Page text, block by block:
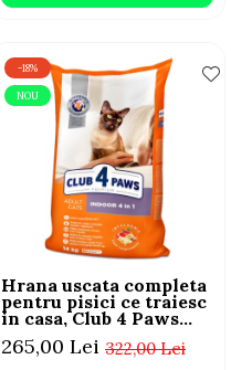
-18%
NOU
Hrana uscata completa
pentru pisici ce traiesc
in casa, Club 4 Paws
Premium Indoor, 14kg
322,00 Lei
265,00 Lei